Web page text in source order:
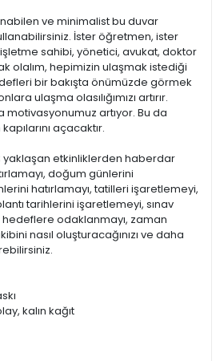
ve minimalist bu duvar
İster öğretmen, ister
sahibi, yönetici, avukat, doktor
olalım, hepimizin ulaşmak istediği
bir bakışta önümüzde görmek
ulaşma olasılığımızı artırır.
motivasyonumuz artıyor. Bu da
açacaktır.
yaklaşan etkinliklerden haberdar
doğum günlerini
hatırlamayı, tatilleri işaretlemeyi,
tarihlerini işaretlemeyi, sınav
odaklanmayı, zaman
nasıl oluşturacağınızı ve daha
kalın kağıt